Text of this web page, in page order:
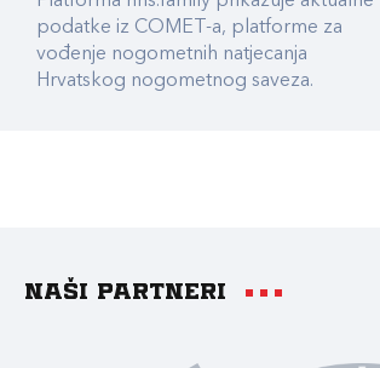
podatke iz COMET-a, platforme za
vođenje nogometnih natjecanja
Hrvatskog nogometnog saveza.
Naši partneri